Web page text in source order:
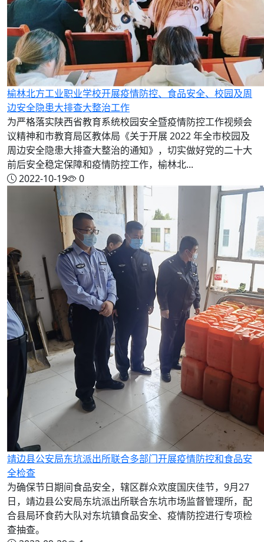
榆林北方工业职业学校开展疫情防控、食品安全、校园及周
边安全隐患大排查大整治工作
为严格落实陕西省教育系统校园安全暨疫情防控工作视频会
议精神和市教育局区教体局《关于开展 2022 年全市校园及
周边安全隐患大排查大整治的通知》，切实做好党的二十大
前后安全稳定保障和疫情防控工作，榆林北...
2022-10-19
0
靖边县公安局东坑派出所联合多部门开展疫情防控和食品安
全检查
为确保节日期间食品安全，辖区群众欢度国庆佳节，9月27
日，靖边县公安局东坑派出所联合东坑市场监督管理所，配
合县局环食药大队对东坑镇食品安全、疫情防控进行专项检
查抽查。